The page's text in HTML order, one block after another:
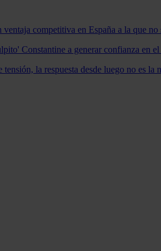
competitiva en España a la que
Constantine a generar confianza en
la respuesta desde luego no es la